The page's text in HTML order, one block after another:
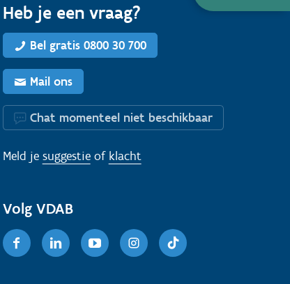
Heb je een vraag?
Bel gratis 0800 30 700
Mail ons
Chat momenteel niet beschikbaar
Meld je suggestieof klacht
Volg VDAB
FacebookLinkedinYoutubeInstagram